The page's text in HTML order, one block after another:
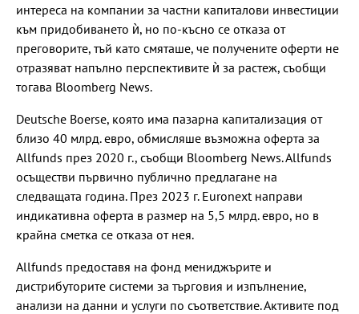
интереса на компании за частни капиталови инвестиции
към придобиването ѝ, но по-късно се отказа от
преговорите, тъй като смяташе, че получените оферти не
отразяват напълно перспективите ѝ за растеж, съобщи
тогава Bloomberg News.
Deutsche Boerse, която има пазарна капитализация от
близо 40 млрд. евро, обмисляше възможна оферта за
Allfunds през 2020 г., съобщи Bloomberg News. Allfunds
осъществи първично публично предлагане на
следващата година. През 2023 г. Euronext направи
индикативна оферта в размер на 5,5 млрд. евро, но в
крайна сметка се отказа от нея.
Allfunds предоставя на фонд мениджърите и
дистрибуторите системи за търговия и изпълнение,
анализи на данни и услуги по съответствие. Активите под